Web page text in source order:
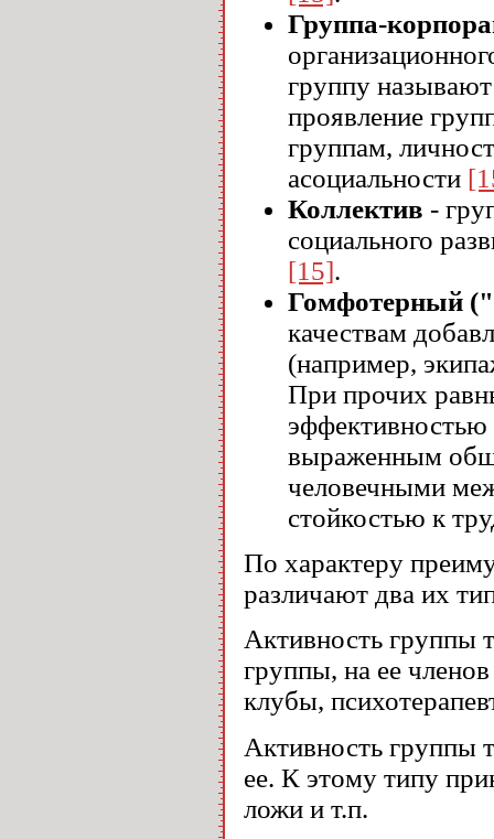
Группа-
группу
проявление
группам,
асоциальности
Коллектив -
социального
[15].
Гомфотерный
качествам
(например,
При прочих
эффективностью
выраженным
человечными
стойкостью к
По характеру
различают два их
Активность группы
группы, на ее
клубы,
Активность группы
ее. К этому типу
ложи и т.п.